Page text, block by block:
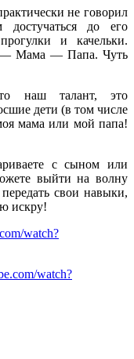
не говорил
до его
и качельки.
— Мама — Папа. Чуть
наш талант, это
дети (в том числе
мама или мой папа!
с сыном или
выйти на волну
свои навыки,
искру!
watch?
watch?